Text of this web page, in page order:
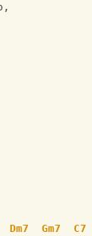
Dm7 Gm7 C7